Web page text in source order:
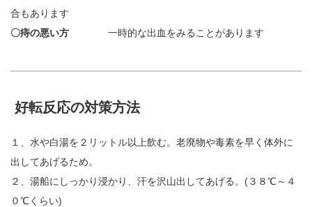
合もあります
〇痔の悪い方
一時的な出血をみることがあります
好転反応の対策方法
１、水や白湯を２リットル以上飲む。老廃物や毒素を早く体外に
出してあげるため。
２、湯船にしっかり浸かり、汗を沢山出してあげる。(３８℃～４
０℃くらい)